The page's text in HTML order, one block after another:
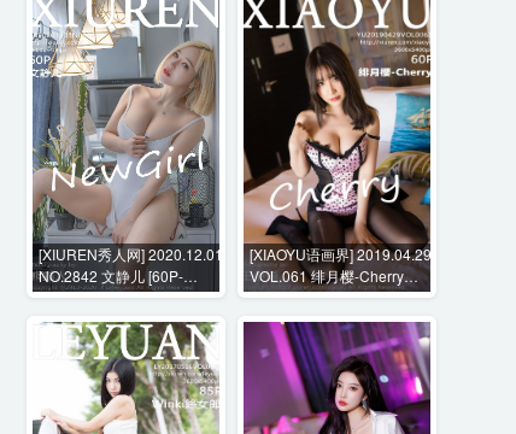
[XIUREN秀人网] 2020.12.01
NO.2842 文静儿 [60P-
578MB]
[XIAOYU语画界] 2019.04.29
VOL.061 绯月樱-Cherry
[60P-253MB]